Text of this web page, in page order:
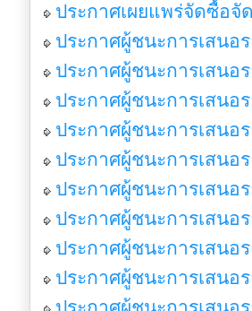
ประกาศเผยแพร่จัดซื้อจั
ประกาศผู้ชนะการเสนอ
ประกาศผู้ชนะการเสนอ
ประกาศผู้ชนะการเสนอ
ประกาศผู้ชนะการเสนอ
ประกาศผู้ชนะการเสนอ
ประกาศผู้ชนะการเสนอ
ประกาศผู้ชนะการเสนอ
ประกาศผู้ชนะการเสนอ
ประกาศผู้ชนะการเสนอ